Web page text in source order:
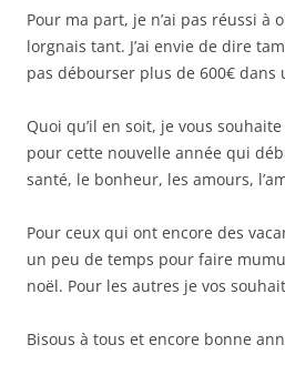
Pour ma part, je n’ai pas réussi à
lorgnais tant. J’ai envie de dire
pas débourser plus de 600€ dans
Quoi qu’il en soit, je vous
pour cette nouvelle année qui
santé, le bonheur, les amours,
Pour ceux qui ont encore des
un peu de temps pour faire
noël. Pour les autres je vos
Bisous à tous et encore bonne